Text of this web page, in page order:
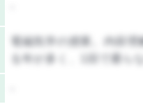
電磁気学の授業。内容
る年が多く、1回で通ら